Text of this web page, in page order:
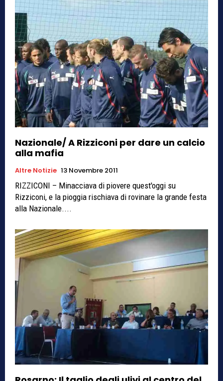
Nazionale/ A Rizziconi per dare un calcio
alla mafia
Altre Notizie 13 Novembre 2011
RIZZICONI – Minacciava di piovere quest'oggi su
Rizziconi, e la pioggia rischiava di rovinare la grande festa
alla Nazionale....